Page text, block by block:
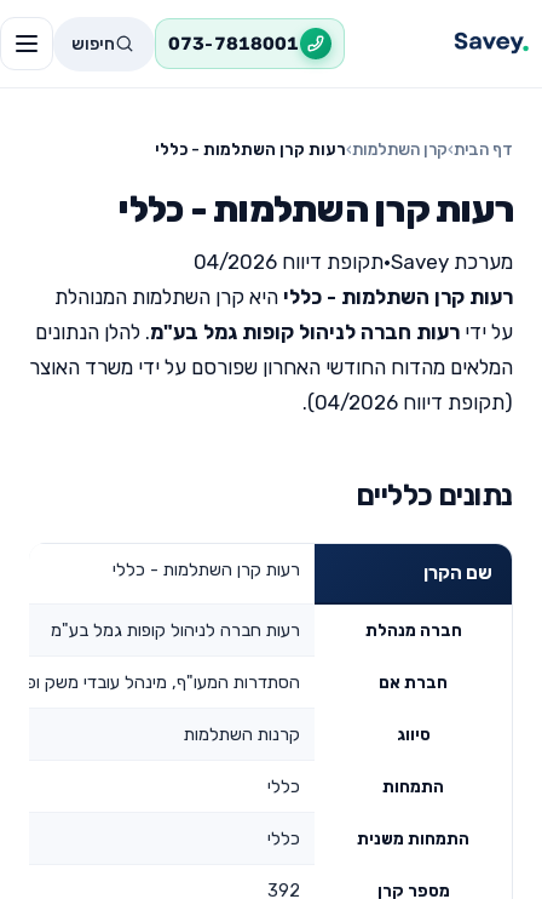
073-7818001 חיפוש
דף הבית›קרן השתלמות›רעות קרן השתלמות - כללי
רעות קרן השתלמות - כללי
מערכת Savey •תקופת דיווח 04/2026
רעות קרן השתלמות - כללי היא קרן השתלמות המנוהלת
על ידי רעות חברה לניהול קופות גמל בע"מ. להלן הנתונים
המלאים מהדוח החודשי האחרון שפורסם על ידי משרד האוצר
(תקופת דיווח 04/2026).
נתונים כלליים
שם הקרן רעות קרן השתלמות - כללי
חברה מנהלת רעות חברה לניהול קופות גמל בע"מ
חברת אם הסתדרות המעו"ף, מינהל עובדי משק
סיווג קרנות השתלמות
התמחות כללי
התמחות משנית כללי
מספר קרן 392